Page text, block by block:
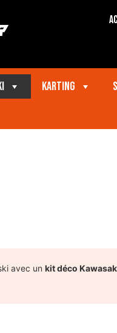
Karting
avec un kit déco